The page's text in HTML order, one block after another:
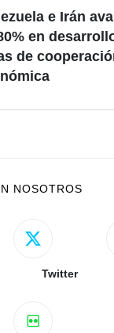
e Irán
en
de
NOSOTROS
Twitter